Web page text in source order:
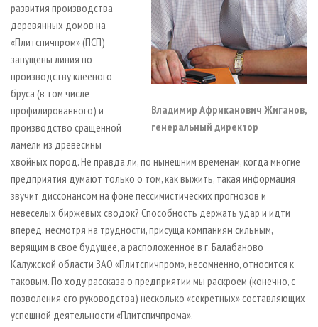
Владимир Африканович Жиганов,
генеральный директор
развития производства
деревянных домов на
«Плитспичпром» (ПСП)
запущены линия по
производству клееного
бруса (в том числе
профилированного) и
производство сращенной
ламели из древесины
хвойных пород. Не правда ли, по нынешним временам, когда многие
предприятия думают только о том, как выжить, такая информация
звучит диссонансом на фоне пессимистических прогнозов и
невеселых биржевых сводок? Способность держать удар и идти
вперед, несмотря на трудности, присуща компаниям сильным,
верящим в свое будущее, а расположенное в г. Балабаново
Калужской области ЗАО «Плитспичпром», несомненно, относится к
таковым. По ходу рассказа о предприятии мы раскроем (конечно, с
позволения его руководства) несколько «секретных» составляющих
успешной деятельности «Плитспичпрома».